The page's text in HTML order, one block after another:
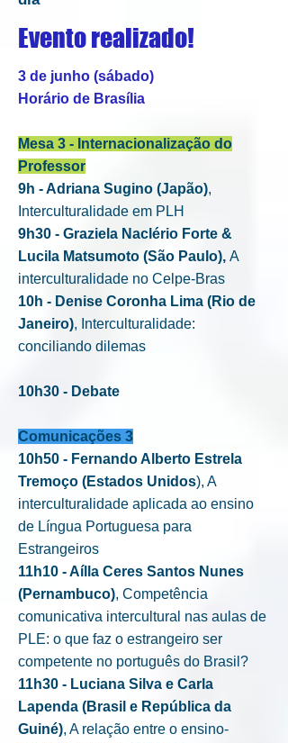
Evento realizado!
3 de junho (sábado)
Horário de Brasília
Mesa 3 - Internacionalização do
Professor
9h - Adriana Sugino (Japão),
Interculturalidade em PLH
9h30 - Graziela Naclério Forte &
Lucila Matsumoto (São Paulo), A
interculturalidade no Celpe-Bras
10h - Denise Coronha Lima (Rio de
Janeiro), Interculturalidade:
conciliando dilemas
10h30 - Debate
Comunicações 3
10h50 - Fernando Alberto Estrela
Tremoço (Estados Unidos), A
interculturalidade aplicada ao ensino
de Língua Portuguesa para
Estrangeiros
11h10 - Aílla Ceres Santos Nunes
(Pernambuco), Competência
comunicativa intercultural nas aulas de
PLE: o que faz o estrangeiro ser
competente no português do Brasil?
11h30 - Luciana Silva e Carla
Lapenda (Brasil e República da
Guiné), A relação entre o ensino-